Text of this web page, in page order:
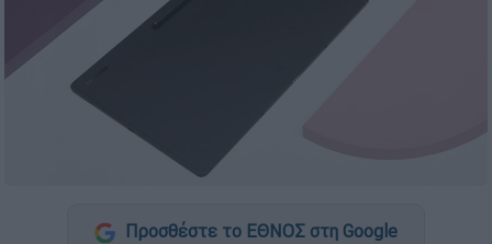
Προσθέστε το ΕΘΝΟΣ στη Google